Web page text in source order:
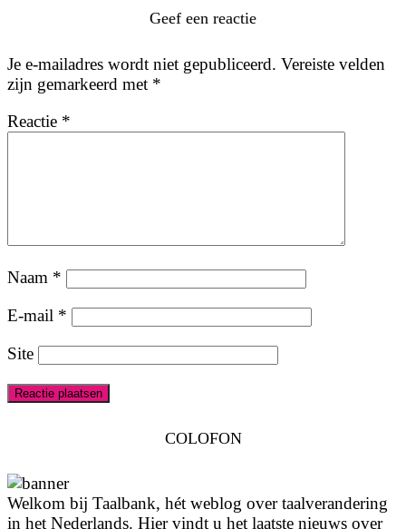
Geef een reactie
Je e-mailadres wordt niet gepubliceerd. Vereiste velden
zijn gemarkeerd met *
Reactie *
Naam *
E-mail *
Site
COLOFON
Welkom bij Taalbank, hét weblog over taalverandering
in het Nederlands. Hier vindt u het laatste nieuws over